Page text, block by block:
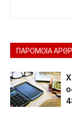
ΠΑΡΟΜΟΙΑ